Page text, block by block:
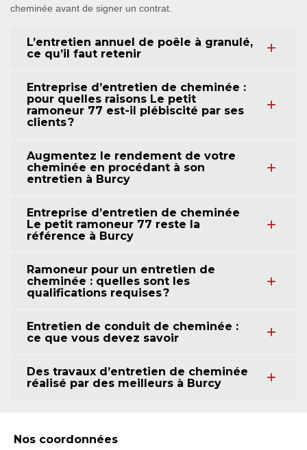
cheminée avant de signer un contrat.
L’entretien annuel de poêle à granulé,
ce qu’il faut retenir
Entreprise d’entretien de cheminée :
pour quelles raisons Le petit
ramoneur 77 est-il plébiscité par ses
clients ?
Augmentez le rendement de votre
cheminée en procédant à son
entretien à Burcy
Entreprise d’entretien de cheminée
Le petit ramoneur 77 reste la
référence à Burcy
Ramoneur pour un entretien de
cheminée : quelles sont les
qualifications requises ?
Entretien de conduit de cheminée :
ce que vous devez savoir
Des travaux d’entretien de cheminée
réalisé par des meilleurs à Burcy
Nos coordonnées